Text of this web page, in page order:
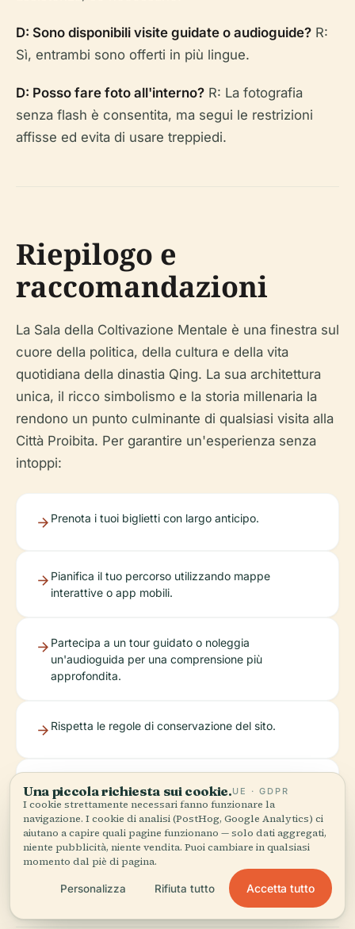
D: Sono disponibili visite guidate o audioguide? R:
Sì, entrambi sono offerti in più lingue.
D: Posso fare foto all'interno? R: La fotografia
senza flash è consentita, ma segui le restrizioni
affisse ed evita di usare treppiedi.
Riepilogo e
raccomandazioni
La Sala della Coltivazione Mentale è una finestra sul
cuore della politica, della cultura e della vita
quotidiana della dinastia Qing. La sua architettura
unica, il ricco simbolismo e la storia millenaria la
rendono un punto culminante di qualsiasi visita alla
Città Proibita. Per garantire un'esperienza senza
intoppi:
Prenota i tuoi biglietti con largo anticipo.
Pianifica il tuo percorso utilizzando mappe
interattive o app mobili.
Partecipa a un tour guidato o noleggia
un'audioguida per una comprensione più
approfondita.
Rispetta le regole di conservazione del sito.
Esplora le attrazioni vicine per una visione completa
della Pechino imperiale.
Per gli ultimi aggiornamenti e contenuti esclusivi,
scarica l'app Audiala e segui i nostri canali.
Una piccola richiesta sui cookie.UE · GDPR
I cookie strettamente necessari fanno funzionare la
navigazione. I cookie di analisi (PostHog, Google Analytics) ci
aiutano a capire quali pagine funzionano — solo dati aggregati,
niente pubblicità, niente vendita. Puoi cambiare in qualsiasi
momento dal piè di pagina.
Personalizza Rifiuta tutto Accetta tutto